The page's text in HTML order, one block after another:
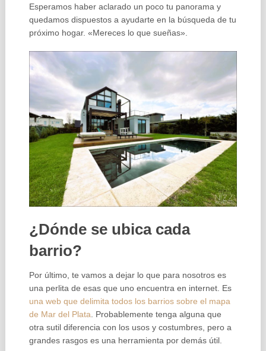
Esperamos haber aclarado un poco tu panorama y
quedamos dispuestos a ayudarte en la búsqueda de tu
próximo hogar. «Mereces lo que sueñas».
¿Dónde se ubica cada
barrio?
Por último, te vamos a dejar lo que para nosotros es
una perlita de esas que uno encuentra en internet. Es
una web que delimita todos los barrios sobre el mapa
de Mar del Plata. Probablemente tenga alguna que
otra sutil diferencia con los usos y costumbres, pero a
grandes rasgos es una herramienta por demás útil.